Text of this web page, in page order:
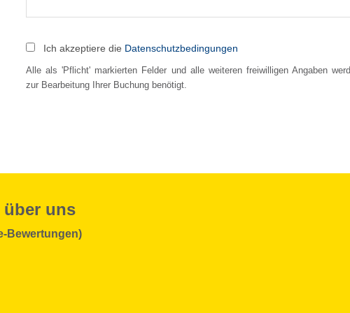
Ich akzeptiere die Datenschutzbedingungen
Alle als 'Pflicht' markierten Felder und alle weiteren freiwilligen Angaben
zur Bearbeitung Ihrer Buchung benötigt.
über uns
Bewertungen)